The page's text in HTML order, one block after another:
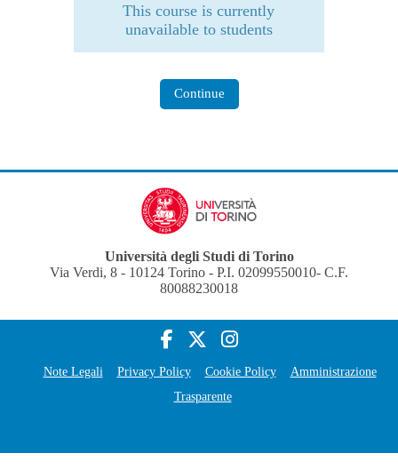
This course is currently
unavailable to students
Continue
Università degli Studi di Torino
Via Verdi, 8 - 10124 Torino - P.I. 02099550010- C.F.
80088230018
Note Legali Privacy Policy Cookie Policy
Amministrazione
Trasparente